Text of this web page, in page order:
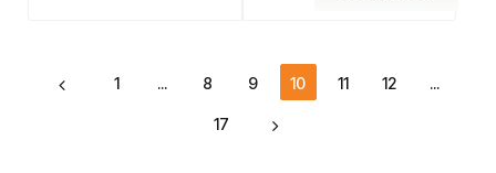
1 ... 8 9 10 11 12 ...
17